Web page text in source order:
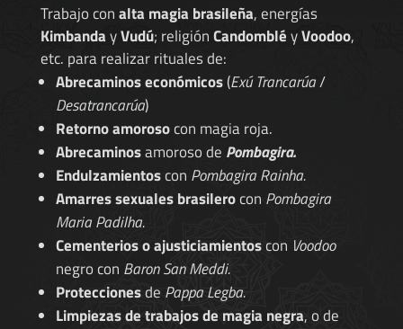
Trabajo conalta magia brasileña, energías
KimbandayVudú; religiónCandombléyVoodoo,
etc. para realizar rituales de:
Abrecaminos económicos(Exú Trancarúa/
Desatrancarúa)
Retorno amorosocon magia roja.
Abrecaminosamoroso de Pombagira.
Endulzamientoscon Pombagira Rainha.
Amarres sexuales brasilerocon Pombagira
Maria Padilha.
Cementerios o ajusticiamientoscon Voodoo
negro con Baron San Meddi.
Proteccionesde Pappa Legba.
Limpiezas de trabajos de magia negra, o de